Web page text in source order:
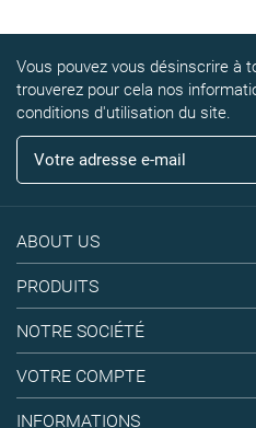
Vous pouvez vous désinscrire à
trouverez pour cela nos
conditions d'utilisation du site.
ABOUT US
PRODUITS
NOTRE SOCIÉTÉ
VOTRE COMPTE
INFORMATIONS